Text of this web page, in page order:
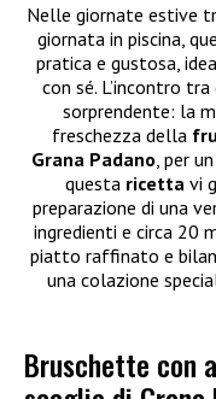
Nelle giornate estive
giornata in piscina,
pratica e gustosa,
con sé. L’incontro
sorprendente: la
freschezza della
Grana Padano , per
questa ricetta vi
preparazione di una
ingredienti e circa 20
piatto raffinato e
una colazione
Bruschette con